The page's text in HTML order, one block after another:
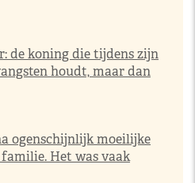
de koning die tijdens zijn
houdt, maar dan
ogenschijnlijk moeilijke
Het was vaak